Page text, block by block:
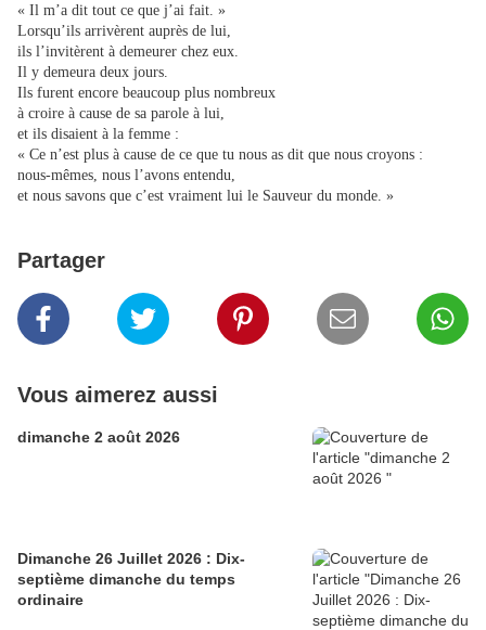
« Il m’a dit tout ce que j’ai fait. »
Lorsqu’ils arrivèrent auprès de lui,
ils l’invitèrent à demeurer chez eux.
Il y demeura deux jours.
Ils furent encore beaucoup plus nombreux
à croire à cause de sa parole à lui,
et ils disaient à la femme :
« Ce n’est plus à cause de ce que tu nous as dit que nous croyons :
nous-mêmes, nous l’avons entendu,
et nous savons que c’est vraiment lui le Sauveur du monde. »
Partager
Vous aimerez aussi
dimanche 2 août 2026
Dimanche 26 Juillet 2026 : Dix-
septième dimanche du temps
ordinaire